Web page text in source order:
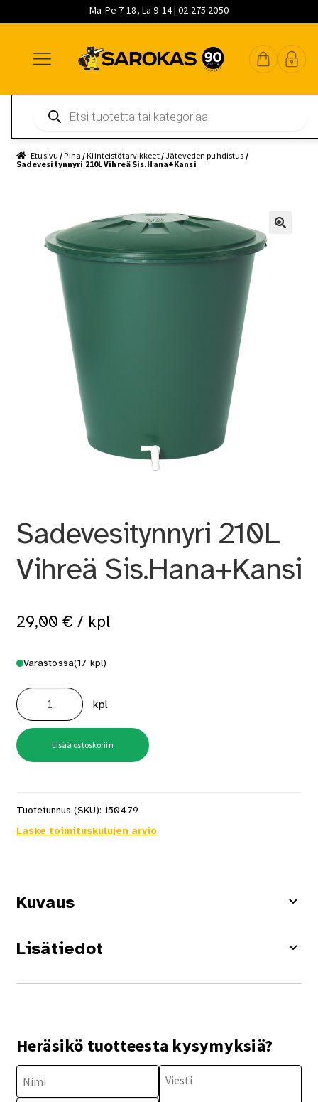
Ma-Pe 7-18, La 9-14 | 02 275 2050
navigointiin
sisältöön
pääsisältöön
search
Etusivu /Piha /Kiinteistötarvikkeet/Jäteveden puhdistus /
Sadevesitynnyri 210L Vihreä Sis.Hana+Kansi
Sadevesitynnyri 210L
Vihreä Sis.Hana+Kansi
29,00 € / kpl
Varastossa(17 kpl)
Sadevesitynnyri
210L
Vihreä
Sis.Hana+Kansi
määrä
kpl
Lisää ostoskoriin
Tuotetunnus (SKU): 150479
Laske toimituskulujen arvio
Kuvaus
Lisätiedot
Heräsikö tuotteesta kysymyksiä?